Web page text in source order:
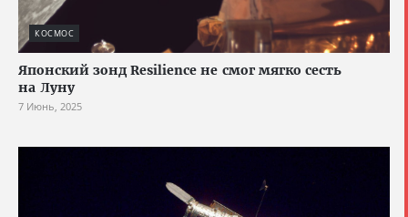
КОСМОС
Японский зонд Resilience не смог мягко сесть
на Луну
7 Июнь, 2025